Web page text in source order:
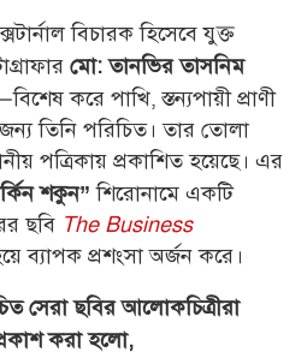
বিচারক হিসেবে যুক্ত
মো: তানভির তাসনিম
করে পাখি, স্তন্যপায়ী প্রাণী
তিনি পরিচিত। তার তোলা
পত্রিকায় প্রকাশিত হয়েছে। এর
শকুন” শিরোনামে একটি
ছবি The Business
ব্যাপক প্রশংসা অর্জন করে।
সেরা ছবির আলোকচিত্রীরা
করা হলো,